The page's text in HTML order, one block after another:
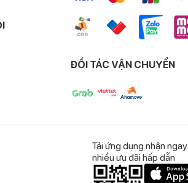
ĐỐI TÁC VẬN CHUYỂN
Tải ứng dụng nhận ngay
nhiều ưu đãi hấp dẫn